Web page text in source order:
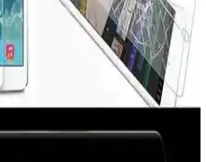
Nano Ekran Koruyucu Apple
M5 Modelleri İçin
ve M5 modelleri için tasarlanmış 9H Nano
dayanıklılık ve doğal dokunma hissi sağlar,
koruma sunar.
Kırılmaz Ekran Koruyucu:
inç için detaylı inceleme ve